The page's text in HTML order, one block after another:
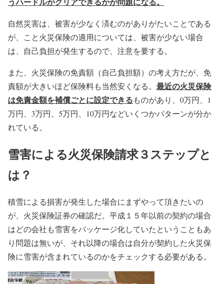
自然災害は、被害が少なく済むのがありがたいことである
が、こと火災保険の適用については、被害が少ない場合
は、自己負担が発生するので、注意を要する。
また、火災保険の免責額（自己負担額）の考え方だが、免
責額が大きいほど保険料も当然安くなる。 最近の火災保険
は免責金額を補償ごとに設定できるものがあり、0万円、1
万円、3万円、5万円、10万円などいくつかパターンが分か
れている。
雪害による火災保険請求３ステップと
は？
積雪による損害が発生した場合にまずやって頂きたいの
が、火災保険証券の確認だ。平成１５年以前の契約の場合
はどの会社も雪害をパッケージ化していたということもあ
り問題は無いが、それ以降の場合は自分が契約した火災保
険に雪害が含まれているのかをチェックする必要がある。